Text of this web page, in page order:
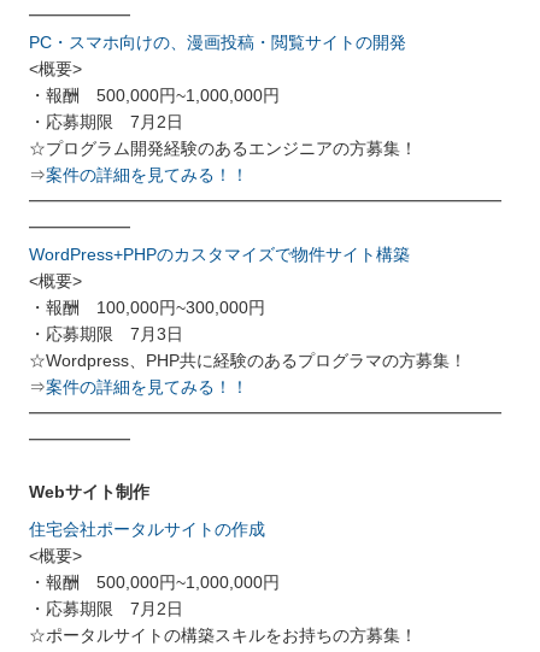
━━━━━━
PC・スマホ向けの、漫画投稿・閲覧サイトの開発
<概要>
・報酬 500,000円~1,000,000円
・応募期限 7月2日
☆プログラム開発経験のあるエンジニアの方募集！
⇒案件の詳細を見てみる！！
━━━━━━━━━━━━━━━━━━━━━━━━━━━━
━━━━━━
WordPress+PHPのカスタマイズで物件サイト構築
<概要>
・報酬 100,000円~300,000円
・応募期限 7月3日
☆Wordpress、PHP共に経験のあるプログラマの方募集！
⇒案件の詳細を見てみる！！
━━━━━━━━━━━━━━━━━━━━━━━━━━━━
━━━━━━
Webサイト制作
住宅会社ポータルサイトの作成
<概要>
・報酬 500,000円~1,000,000円
・応募期限 7月2日
☆ポータルサイトの構築スキルをお持ちの方募集！